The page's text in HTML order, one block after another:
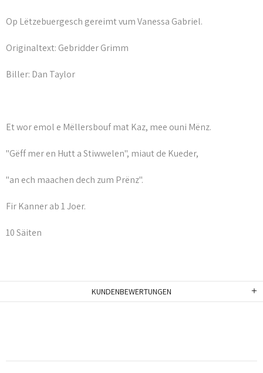
Op Lëtzebuergesch gereimt vum Vanessa Gabriel.
Originaltext: Gebridder Grimm
Biller: Dan Taylor
Et wor emol e Mëllersbouf mat Kaz, mee ouni Mënz.
"Gëff mer en Hutt a Stiwwelen", miaut de Kueder,
"an ech maachen dech zum Prënz".
Fir Kanner ab 1 Joer.
10 Säiten
KUNDENBEWERTUNGEN